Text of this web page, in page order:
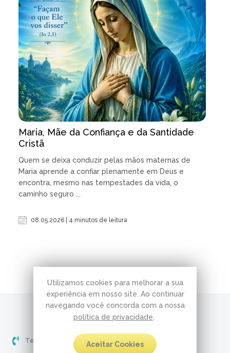
Utilizamos cookies para melhorar a sua
experiência em nosso site. Ao continuar
navegando você concorda com a nossa
política de privacidade
Aceitar Cookies
Maria, Mãe da Confiança e da Santidade
Cristã
Quem se deixa conduzir pelas mãos maternas de
Maria aprende a confiar plenamente em Deus e
encontra, mesmo nas tempestades da vida, o
caminho seguro ...
08.05.2026 | 4 minutos de leitura
Telefone (51) 3237-5061